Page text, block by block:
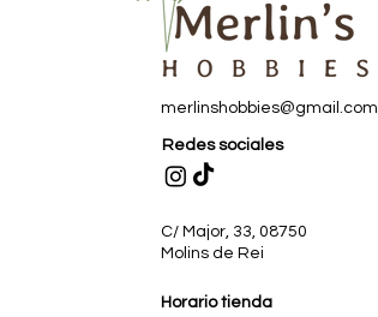
merlinshobbies@gmail.com
Redes sociales
C/ Major, 33, 08750
Molins de Rei
Horario tienda